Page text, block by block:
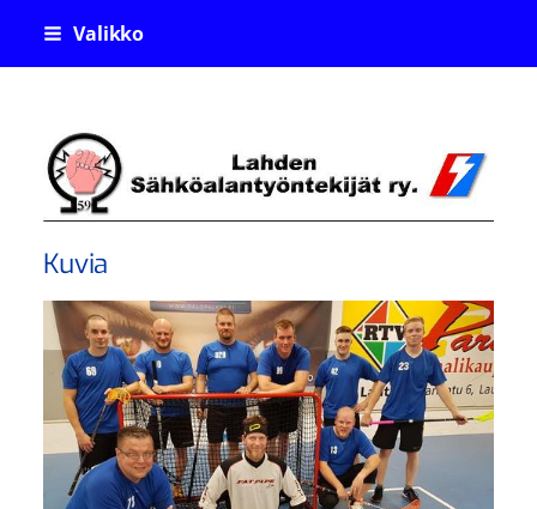
Siirry
sivun
sisältöön
Valikko
Lahden
Kuvia